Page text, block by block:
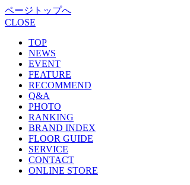
ページトップへ
CLOSE
TOP
NEWS
EVENT
FEATURE
RECOMMEND
Q&A
PHOTO
RANKING
BRAND INDEX
FLOOR GUIDE
SERVICE
CONTACT
ONLINE STORE